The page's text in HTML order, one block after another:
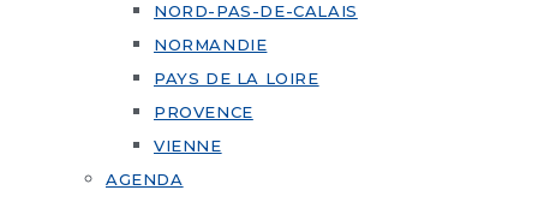
NORD-PAS-DE-CALAIS
NORMANDIE
PAYS DE LA LOIRE
PROVENCE
VIENNE
AGENDA